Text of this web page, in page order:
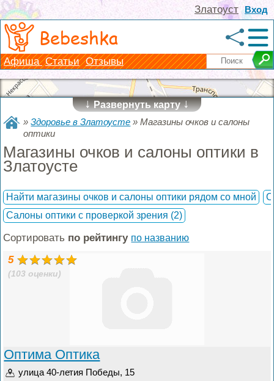
Вход
Златоуст
Bebeshka
Афиша Статьи Отзывы
↓Развернуть карту↓
»Здоровье в Златоусте »Магазины очков и салоны
оптики
Магазины очков и салоны оптики в
Златоусте
Найти магазины очков и салоны оптики рядом со мной
Салоны оптики с проверкой зрения (2)
Сортировать по рейтингу по названию
5
(103 оценки)
Оптима Оптика
улица 40-летия Победы, 15